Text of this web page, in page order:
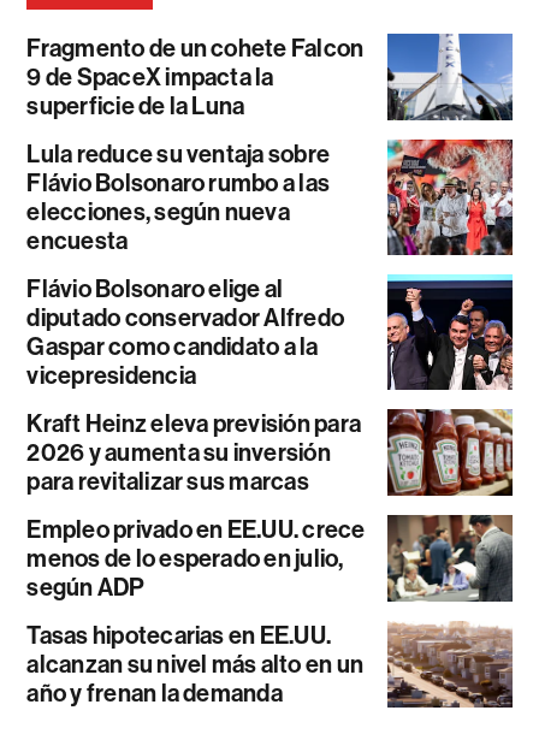
Fragmento de un cohete Falcon
9 de SpaceX impacta la
superficie de la Luna
Lula reduce su ventaja sobre
Flávio Bolsonaro rumbo a las
elecciones, según nueva
encuesta
Flávio Bolsonaro elige al
diputado conservador Alfredo
Gaspar como candidato a la
vicepresidencia
Kraft Heinz eleva previsión para
2026 y aumenta su inversión
para revitalizar sus marcas
Empleo privado en EE.UU. crece
menos de lo esperado en julio,
según ADP
Tasas hipotecarias en EE.UU.
alcanzan su nivel más alto en un
año y frenan la demanda